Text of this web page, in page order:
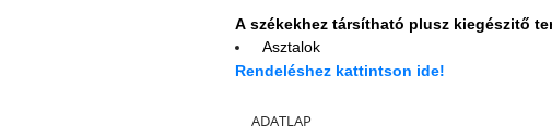
A székekhez társítható plusz kiegészitő
Asztalok
Rendeléshez kattintson ide!
ADATLAP